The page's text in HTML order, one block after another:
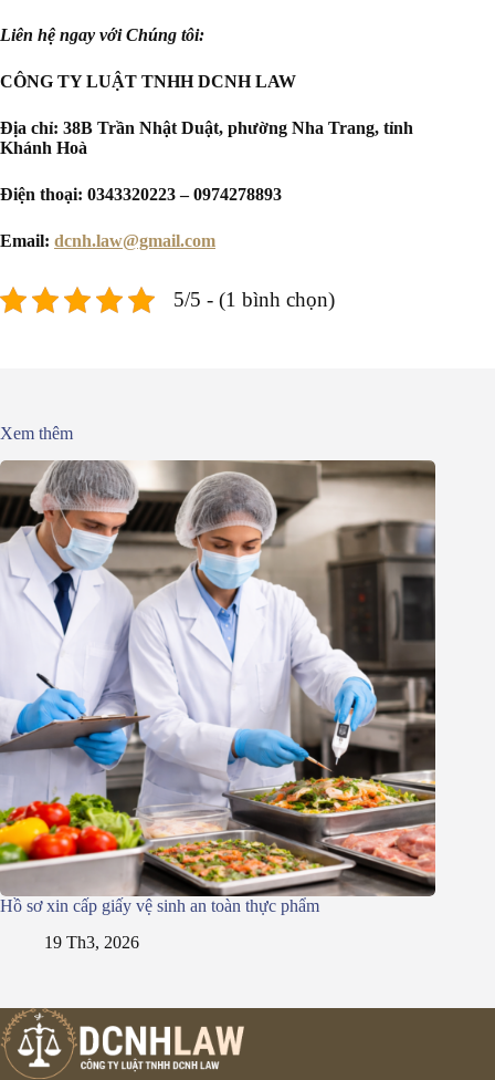
Liên hệ ngay với Chúng tôi:
CÔNG TY LUẬT TNHH DCNH LAW
Địa chỉ: 38B Trần Nhật Duật, phường Nha Trang, tỉnh
Khánh Hoà
Điện thoại: 0343320223 – 0974278893
Email: dcnh.law@gmail.com
5/5 - (1 bình chọn)
Xem thêm
Hồ sơ xin cấp giấy vệ sinh an toàn thực phẩm
19 Th3, 2026